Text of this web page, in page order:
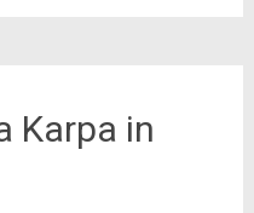
Karpa in